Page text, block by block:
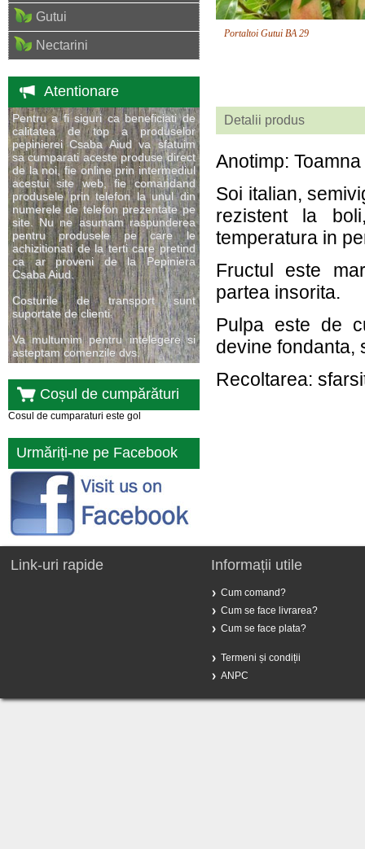
Gutui
Nectarini
Atentionare
Pentru a fi siguri ca beneficiati de
calitatea de top a produselor
pepinierei Csaba Aiud va sfatuim
sa cumparati aceste produse direct
de la noi, fie online prin intermediul
acestui site web, fie comandand
produsele prin telefon la unul din
numerele de telefon prezentate pe
site. Nu ne asumam raspunderea
pentru produsele pe care le
achizitionati de la terti care pretind
ca ar proveni de la Pepiniera
Csaba Aiud.
Costurile de transport sunt
suportate de clienti.
Va multumim pentru intelegere si
asteptam comenzile dvs.
Coșul de cumpărături
Cosul de cumparaturi este gol
Urmăriți-ne pe Facebook
Portaltoi Gutui BA 29
Detalii produs
Anotimp: Toamna
Soi italian,
rezistent la
temperatura in
Fructul este
partea insorita.
Pulpa este de
devine fondanta,
Recoltarea:
Link-uri rapide Informații utile
Cum comand?
Cum se face livrarea?
Cum se face plata?
Termeni și condiții
ANPC